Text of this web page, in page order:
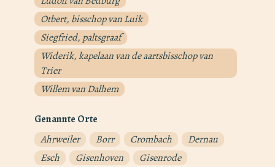
Otbert, bisschop van Luik
Siegfried, paltsgraaf
Widerik, kapelaan van de aartsbisschop van
Trier
Willem van Dalhem
Genannte Orte
Ahrweiler
Borr Crombach
Dernau
Esch
Gisenhoven
Gisenrode